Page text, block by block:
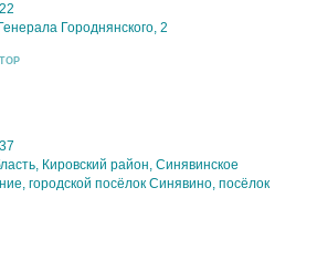
Городнянского, 2
Кировский район, Синявинское
городской посёлок Синявино, посёлок